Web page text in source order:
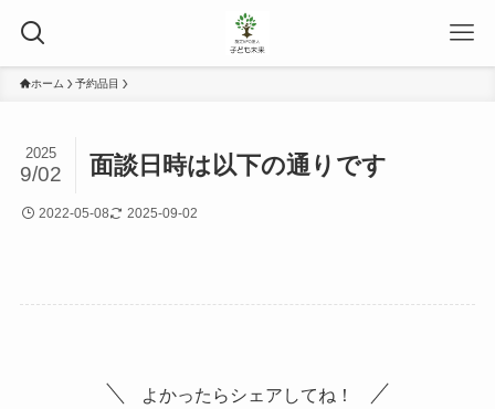
ホーム 予約品目
面談日時は以下の通りです
2025
9/02
2022-05-08 2025-09-02
よかったらシェアしてね！